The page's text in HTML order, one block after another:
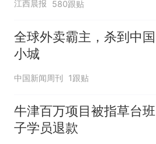
元，官方发布情况通报
江西晨报 580跟贴
全球外卖霸主，杀到中国
小城
中国新闻周刊 1跟贴
牛津百万项目被指草台班
子学员退款